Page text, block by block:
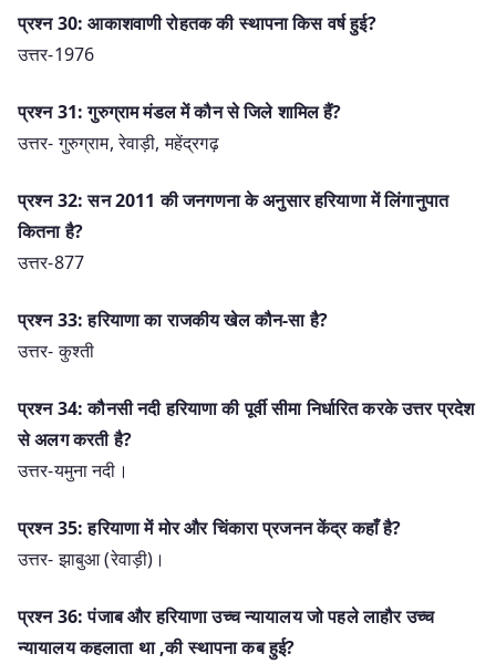
प्रश्न 30: आकाशवाणी रोहतक की स्थापना किस वर्ष हुई?
उत्तर-1976
प्रश्न 31: गुरुग्राम मंडल में कौन से जिले शामिल हैं?
उत्तर- गुरुग्राम, रेवाड़ी, महेंद्रगढ़
प्रश्न 32: सन 2011 की जनगणना के अनुसार हरियाणा में लिंगानुपात
कितना है?
उत्तर-877
प्रश्न 33: हरियाणा का राजकीय खेल कौन-सा है?
उत्तर- कुश्ती
प्रश्न 34: कौनसी नदी हरियाणा की पूर्वी सीमा निर्धारित करके उत्तर प्रदेश
से अलग करती है?
उत्तर-यमुना नदी।
प्रश्न 35: हरियाणा में मोर और चिंकारा प्रजनन केंद्र कहाँ है?
उत्तर- झाबुआ (रेवाड़ी)।
प्रश्न 36: पंजाब और हरियाणा उच्च न्यायालय जो पहले लाहौर उच्च
न्यायालय कहलाता था ,की स्थापना कब हुई?